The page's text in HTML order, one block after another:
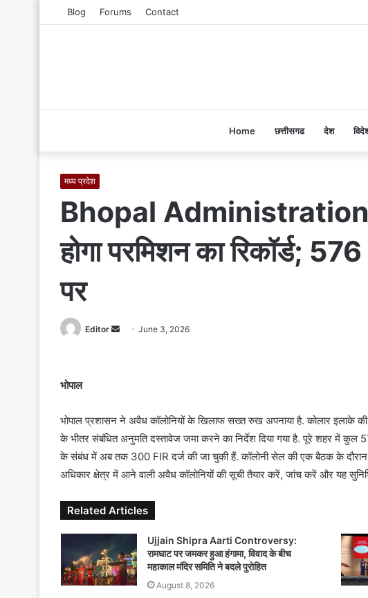
Blog Forums Contact
Home छत्तीसगढ देश
मध्य प्रदेश
Bhopal Administration
होगा परमिशन का रिकॉर्ड;
पर
Editor
m
a
i
June 3, 2026
भोपाल
भोपाल प्रशासन ने अवैध कॉलोनियों के खिलाफ सख्त रुख अपनाया है. कोलार इलाके की
के भीतर संबंधित अनुमति दस्तावेज जमा करने का निर्देश दिया गया है. पूरे शहर में
के संबंध में अब तक 300 FIR दर्ज की जा चुकी हैं. कॉलोनी सेल की एक बैठक के दौरान,
अधिकार क्षेत्र में आने वाली अवैध कॉलोनियों की सूची तैयार करें, जांच करें और यह
Related Articles
Ujjain Shipra Aarti Controversy:
रामघाट पर जमकर हुआ हंगामा, विवाद के बीच
महाकाल मंदिर समिति ने बदले पुरोहित
August 8, 2026